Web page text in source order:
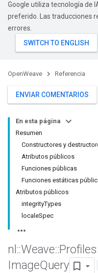
Google utiliza tecnología de
preferido. Las traducciones
errores.
OpenWeave Referencia
ENVIAR COMENTARIOS
En esta página
Resumen
Constructores y
Atributos públicos
Funciones públicas
Funciones estáticas
Atributos públicos
integrityTypes
localeSpec
nl ::Weave::Profiles
ImageQuery